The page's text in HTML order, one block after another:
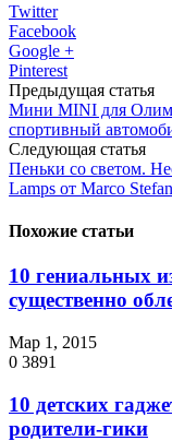
Twitter
Facebook
Google +
Pinterest
Предыдущая статья
Мини MINI для
спортивный
Следующая статья
Пеньки со светом.
Lamps от Marco
Похожие статьи
10 гениальных
существенно
Мар 1, 2015
0 3891
10 детских
родители-гики